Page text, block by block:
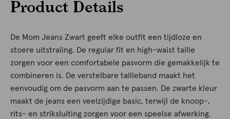
Product Details
De Mom Jeans Zwart geeft elke outfit een tijdloze en
stoere uitstraling. De regular fit en high-waist taille
zorgen voor een comfortabele pasvorm die gemakkelijk te
combineren is. De verstelbare tailleband maakt het
eenvoudig om de pasvorm aan te passen. De zwarte kleur
maakt de jeans een veelzijdige basic, terwijl de knoop-,
rits- en striksluiting zorgen voor een speelse afwerking.